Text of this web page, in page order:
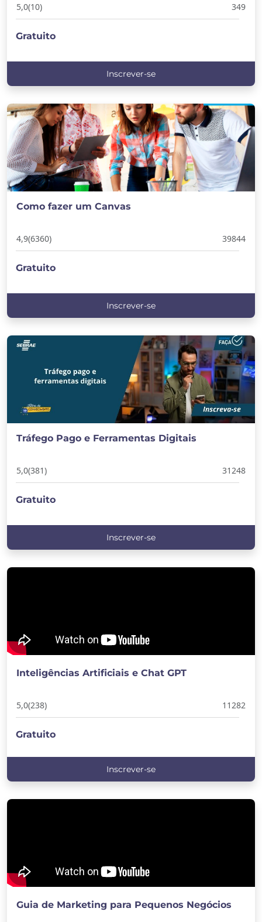
5,0(10) 349
Gratuito
Inscrever-se
Como fazer um Canvas
4,9(6360) 39844
Gratuito
Inscrever-se
Tráfego Pago e Ferramentas Digitais
5,0(381) 31248
Gratuito
Inscrever-se
Inteligências Artificiais e Chat GPT
5,0(238) 11282
Gratuito
Inscrever-se
Guia de Marketing para Pequenos Negócios